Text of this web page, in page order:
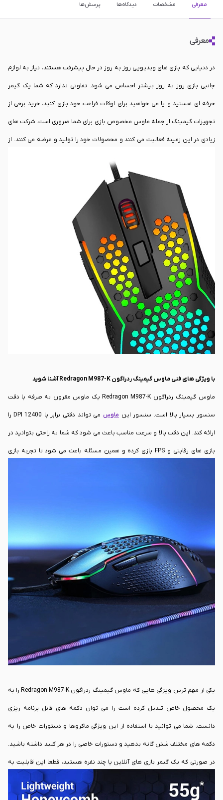
معرفی مشخصات دیدگاه‌ها پرسش‌ها
معرفی
در دنیایی که بازی های ویدیویی روز به روز در حال پیشرفت هستند، نیاز به لوازم
جانبی بازی روز به روز بیشتر احساس می شود. تفاوتی ندارد که شما یک گیمر
حرفه ای هستید و یا می خواهید برای اوقات فراغت خود بازی کنید، خرید برخی از
تجهیزات گیمینگ از جمله ماوس مخصوص بازی برای شما ضروری است. شرکت های
زیادی در این زمینه فعالیت می کنند و محصولات خود را تولید و عرضه می کنند. از
گیمرهای حرفه ای طراحی شده است. شما می توانید از ویژگی ها و قابلیت های
منحصر به فرد آن به صورت روزمره استفاده داشته باشید. همچنین ماوس گیمینگ
ردراگون Redragon M987-K می تواند تمامی نیازهای روزمره شما را برطرف نماید.
چرا باید ماوس گیمینگ ردراگون Redragon M987-K را خریداری کنیم؟ ویژگی های
طراحی، سخت افزاری و نرم افزاری که برای ماوس گیمینگ ردراگون
M987-K در نظر گرفته شده است چیست؟ این سوالی است که قصد داریم در این
مقاله در خصوص آن با شما صحبت کنیم.
با ویژگی های فنی ماوس گیمینگ ردراگون Redragon M987-K آشنا شوید
ماوس گیمینگ ردراگون Redragon M987-K یک ماوس مقرون به صرفه با دقت
سنسور بسیار بالا است. سنسور این ماوس می تواند دقتی برابر با 12400 DPI را
ارائه کند. این دقت بالا و سرعت مناسب باعث می شود که شما به راحتی بتوانید در
بازی های رقابتی و FPS بازی کرده و همین مسئله باعث می شود تا تجربه بازی
یکی از مهم ترین ویژگی هایی که ماوس گیمینگ ردراگون Redragon M987-K را به
یک محصول خاص تبدیل کرده است را می توان دکمه های قابل برنامه ریزی
دانست. شما می توانید با استفاده از این ویژگی ماکروها و دستورات خاص را به
دکمه های مختلف شش گانه بدهید و دستورات خاصی را در هر کلید داشته باشید.
در صورتی که یک گیمر بازی های آنلاین یا چند نفره هستید، قطعا این قابلیت به
شما امکان اجرای ترکیب های پیچیده را با فشردن یک کلید ساده فراهم می کند.
ماوس گیمینگ ردراگون Redragon M987-K یک ماوس سیمی است. در واقع این